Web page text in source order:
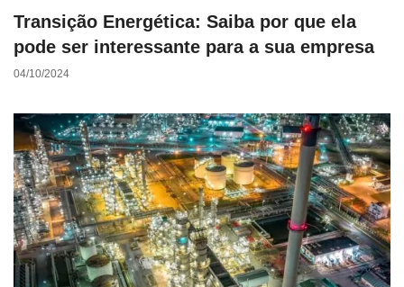
Transição Energética: Saiba por que ela
pode ser interessante para a sua empresa
04/10/2024